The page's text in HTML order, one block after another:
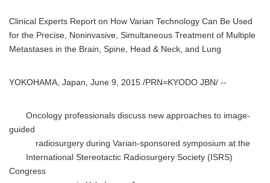
Clinical Experts Report on How Varian Technology Can Be Used
for the Precise, Noninvasive, Simultaneous Treatment of Multiple
Metastases in the Brain, Spine, Head & Neck, and Lung
YOKOHAMA, Japan, June 9, 2015 /PRN=KYODO JBN/ --
Oncology professionals discuss new approaches to image-
guided
radiosurgery during Varian-sponsored symposium at the
International Stereotactic Radiosurgery Society (ISRS)
Congress